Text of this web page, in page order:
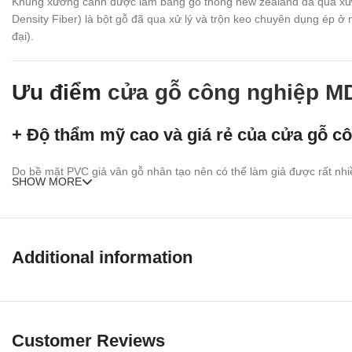
Density Fiber) là bột gỗ đã qua xử lý và trộn keo chuyên dụng ép
đại).
Ưu điểm cửa gỗ công nghiệp
+ Độ thẩm mỹ cao và giá rẻ của cửa gỗ
Do bề mặt PVC giả vân gỗ nhân tạo nên có thể làm giả được rất
SHOW MORE
Additional information
Customer Reviews